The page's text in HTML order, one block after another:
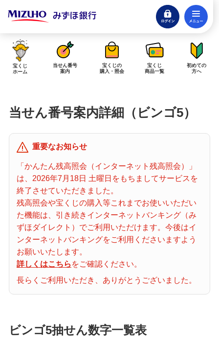
ログイン
閉じる
みずほダイレクトログイン
当せん金の受取方法について
購入した宝くじの確認方法について
宝くじホーム
当せん番号案内
宝くじの購入・照会
初めての方へ
宝くじ
ホーム
当せん番号
案内
宝くじの
購入・照会
宝くじ
商品一覧
初めての
方へ
当せん番号案内詳細（ビンゴ5）
重要なお知らせ
「かんたん残高照会（インターネット残高照会）」
は、2026年7月18日 土曜日をもちましてサービスを
終了させていただきました。
残高照会や宝くじの購入等これまでお使いいただい
た機能は、引き続きインターネットバンキング（み
ずほダイレクト）でご利用いただけます。今後はイ
ンターネットバンキングをご利用くださいますよう
お願いいたします。
詳しくはこちら をご確認ください。
長らくご利用いただき、ありがとうございました。
ビンゴ5抽せん数字一覧表